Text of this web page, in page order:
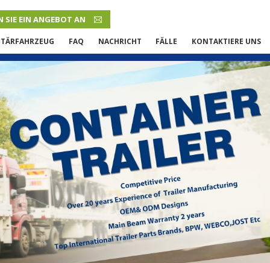
SIE EIN ANGEBOT AN
Русский язык
Español
Português
Malay
ภาษา
FAQ NACHRICHT FÄLLE KONTAKTIERE UNS